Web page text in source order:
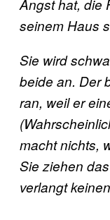
Angst hat, die
seinem Haus
Sie wird
beide an. Der
ran, weil er
macht nichts,
Sie ziehen
verlangt